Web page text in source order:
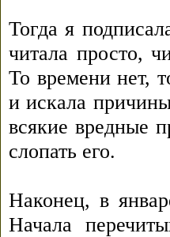
Тогда я
читала просто,
То времени нет,
и искала
всякие вредные
слопать его.
Наконец, в
Начала